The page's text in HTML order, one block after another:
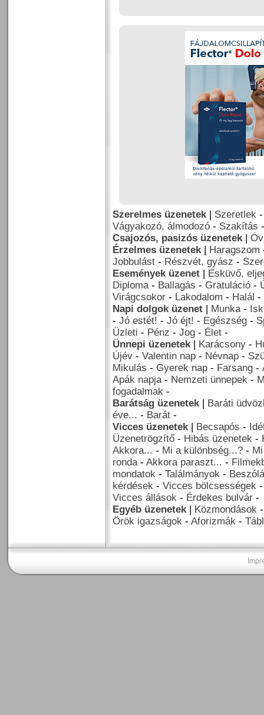
Szerelmes üzenetek| Szeretlek
Vágyakozó, álmodozó - Szakítás
Csajozós, pasizós üzenetek|
Érzelmes üzenetek| Haragszom
Jobbulást - Részvét, gyász -
Események üzenet | Esküvő,
Diploma- Ballagás - Gratuláció -
Virágcsokor - Lakodalom - Halál -
Napi dolgok üzenet | Munka-
- Jó estét! - Jó éjt! - Egészség -
Üzleti - Pénz - Jog - Élet -
Ünnepi üzenetek| Karácsony -
Újév - Valentin nap - Névnap -
Mikulás - Gyerek nap - Farsang -
Apák napja- Nemzeti ünnepek -
fogadalmak -
Barátság üzenetek| Baráti
éve... - Barát -
Vicces üzenetek| Becsapós -
Üzenetrögzítő - Hibás üzenetek -
Akkora... - Mi a különbség...? -
ronda- Akkora paraszt... -
mondatok - Találmányok -
kérdések - Vicces bölcsességek
Vicces állások - Érdekes bulvár -
Egyéb üzenetek| Közmondások
Örök igazságok - Aforizmák -